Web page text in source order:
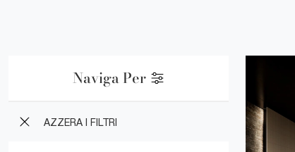
Naviga Per
AZZERA I FILTRI